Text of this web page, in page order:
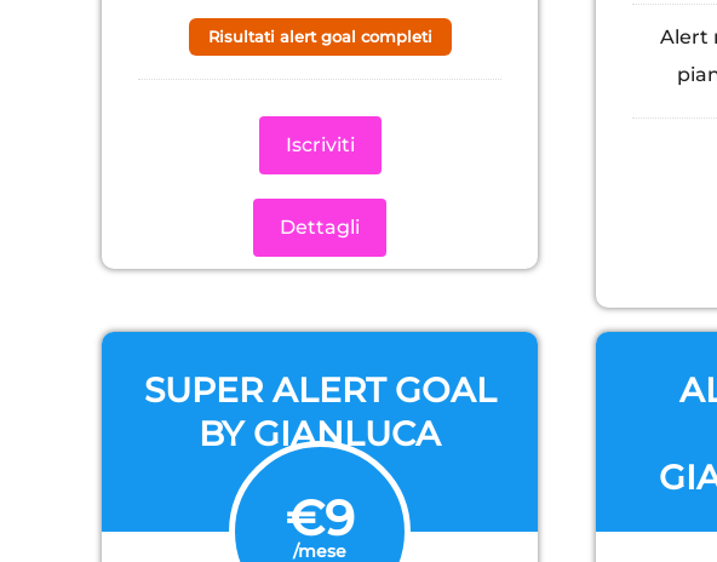
Risultati alert goal completi
Iscriviti
Dettagli
Alert
SUPER ALERT GOAL
BY GIANLUCA
LANDI
€9
/mese